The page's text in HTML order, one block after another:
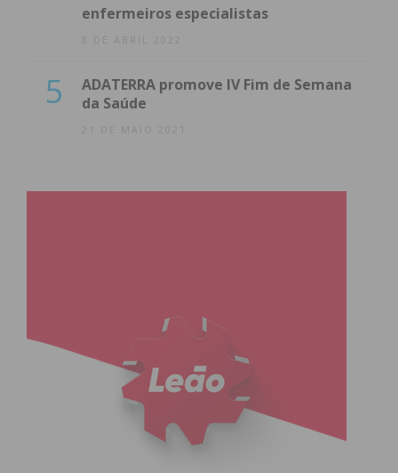
enfermeiros especialistas
8 DE ABRIL 2022
5
ADATERRA promove IV Fim de Semana
da Saúde
21 DE MAIO 2021